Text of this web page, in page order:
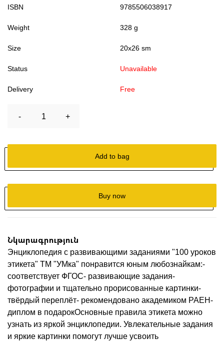
ISBN 9785506038917
Weight 328 g
Size 20x26 sm
Status Unavailable
Delivery Free
- 1 +
Add to bag
Buy now
Նկարագրություն
Энциклопедия с развивающими заданиями "100 уроков
этикета" ТМ "УМка" понравится юным любознайкам:-
соответствует ФГОС- развивающие задания-
фотографии и тщательно прорисованные картинки-
твёрдый переплёт- рекомендовано академиком РАЕН-
диплом в подарокОсновные правила этикета можно
узнать из яркой энциклопедии. Увлекательные задания
и яркие картинки помогут лучше усвоить